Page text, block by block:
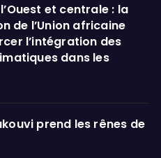
et centrale : la
de l’Union africaine
l’intégration des
dans les
prend les rênes de